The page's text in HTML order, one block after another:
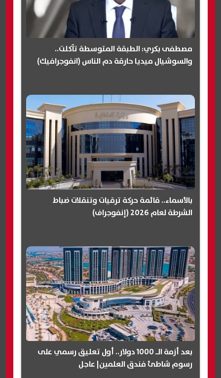
مصطفى بكري: الطبقة المتوسطة تآكلت..
والسوشيال ميديا حارقة دم الناس (انفوجرافيك)
بالأسماء.. قائمة حركة ترقيات وتنقلات ضباط
الشرطة لعام 2026 (إنفوجراف)
بعد أزمة الـ 1000 دولار.. أول تعليق رسمي على
رسوم شاطئ فندق العلمين| عاجل